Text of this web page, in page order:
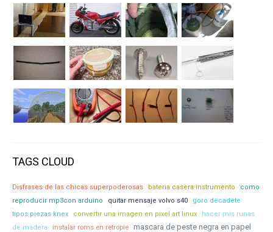
TAGS CLOUD
Disfrases de las chicas superpoderosas bateria casera instrumento
como
reproducir mp3con arduino
quitar mensaje volvo s40
goro decadete
tipos piezas knex
convertir una imagen en pixel art linux
hacer mis runas
de madera
instalar roms en retropie mascara de peste negra en papel